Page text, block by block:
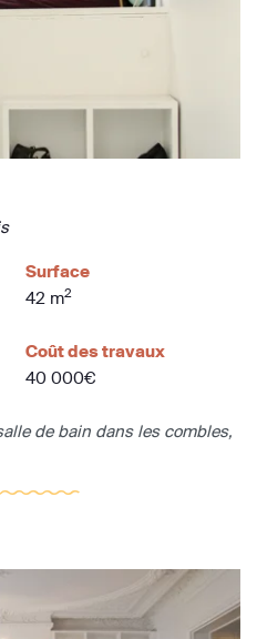
Surface
42 m2
Coût des travaux
40 000€
de bain dans les combles,